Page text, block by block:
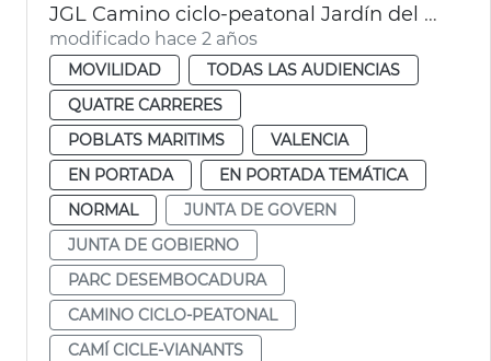
JGL Camino ciclo-peatonal Jardín del Turia
modificado hace 2 años
MOVILIDAD
TODAS LAS AUDIENCIAS
QUATRE CARRERES
POBLATS MARITIMS
VALENCIA
EN PORTADA
EN PORTADA TEMÁTICA
NORMAL
JUNTA DE GOVERN
JUNTA DE GOBIERNO
PARC DESEMBOCADURA
CAMINO CICLO-PEATONAL
CAMÍ CICLE-VIANANTS